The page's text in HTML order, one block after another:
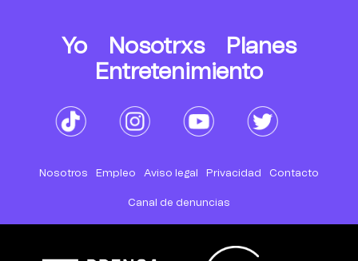
Yo Nosotrxs
Planes
Entretenimiento
Nosotros Empleo Aviso legal Privacidad Contacto
Canal de denuncias